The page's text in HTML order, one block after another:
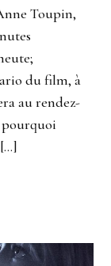
Toupin,
du film, à
au rendez-
pourquoi